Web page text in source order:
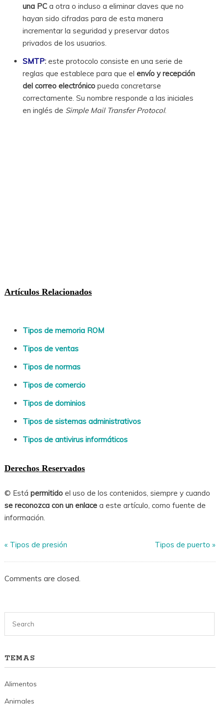
una PC a otra o incluso a eliminar claves que no
hayan sido cifradas para de esta manera
incrementar la seguridad y preservar datos
privados de los usuarios.
SMTP:este protocolo consiste en una serie de
reglas que establece para que el envío y recepción
del correo electrónico pueda concretarse
correctamente. Su nombre responde a las iniciales
en inglés de Simple Mail Transfer Protocol.
Artículos Relacionados
Tipos de memoria ROM
Tipos de ventas
Tipos de normas
Tipos de comercio
Tipos de dominios
Tipos de sistemas administrativos
Tipos de antivirus informáticos
Derechos Reservados
© Está permitidoel uso de los contenidos, siempre y cuando
se reconozca con un enlacea este artículo, como fuente de
información.
« Tipos de presión Tipos de puerto »
Comments are closed.
TEMAS
Alimentos
Animales